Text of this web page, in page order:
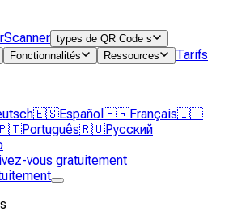
Scanner types de QR Code s
Fonctionnalités Ressources Tarifs
🇪🇸Español 🇫🇷Français🇮🇹
Português🇷🇺Русский
vous gratuitement